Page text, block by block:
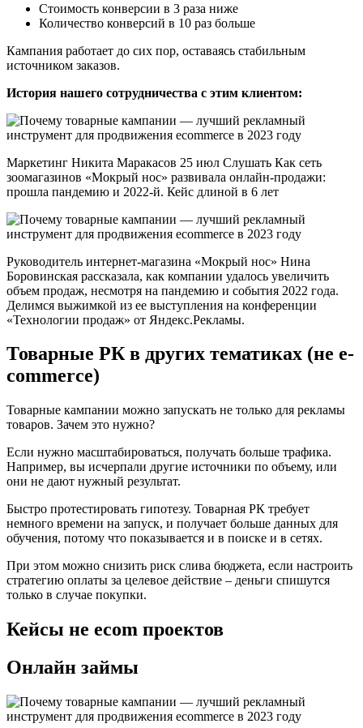
Стоимость конверсии в 3 раза ниже
Количество конверсий в 10 раз больше
Кампания работает до сих пор, оставаясь стабильным
источником заказов.
История нашего сотрудничества с этим клиентом:
Маркетинг Никита Маракасов 25 июл Слушать Как сеть
зоомагазинов «Мокрый нос» развивала онлайн-продажи:
прошла пандемию и 2022-й. Кейс длиной в 6 лет
Руководитель интернет-магазина «Мокрый нос» Нина
Боровинская рассказала, как компании удалось увеличить
объем продаж, несмотря на пандемию и события 2022 года.
Делимся выжимкой из ее выступления на конференции
«Технологии продаж» от Яндекс.Рекламы.
Товарные РК в других тематиках (не e-
commerce)
Товарные кампании можно запускать не только для рекламы
товаров. Зачем это нужно?
Если нужно масштабироваться, получать больше трафика.
Например, вы исчерпали другие источники по объему, или
они не дают нужный результат.
Быстро протестировать гипотезу. Товарная РК требует
немного времени на запуск, и получает больше данных для
обучения, потому что показывается и в поиске и в сетях.
При этом можно снизить риск слива бюджета, если настроить
стратегию оплаты за целевое действие – деньги спишутся
только в случае покупки.
Кейсы не ecom проектов
Онлайн займы